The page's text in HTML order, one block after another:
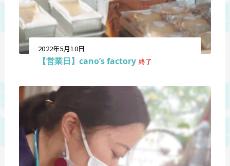
2022年5月10日
【営業日】cano’s factory 終了